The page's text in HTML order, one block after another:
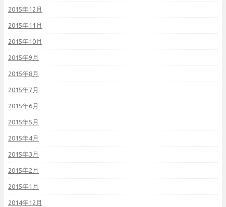
2015年12月
2015年11月
2015年10月
2015年9月
2015年8月
2015年7月
2015年6月
2015年5月
2015年4月
2015年3月
2015年2月
2015年1月
2014年12月